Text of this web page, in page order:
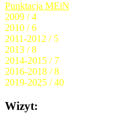
Punktacja MEiN
2009 / 4
2010 / 6
2011-2012 / 5
2013 / 8
2014-2015 / 7
2016-2018 / 8
2019-2025 / 40
Wizyt: